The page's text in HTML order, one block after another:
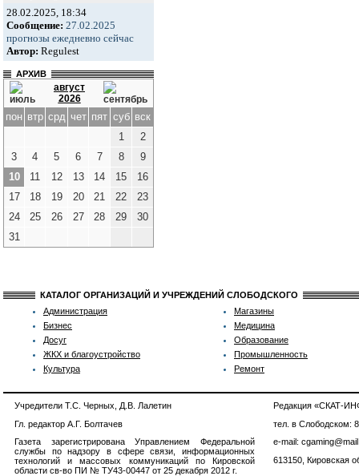
28.02.2025, 18:34
Сообщение: 27.02.2025
прогнозы ежедневно сейчас
Автор: Regulest
АРХИВ
август
2026
пон втр срд чет пят суб вск
1
2
3
4 5 6 7 8
9
10
11 12 13 14 15
16
17
18 19 20 21 22
23
24
25 26 27 28 29
30
31
КАТАЛОГ ОРГАНИЗАЦИЙ И УЧРЕЖДЕНИЙ СЛОБОДСКОГО
Администрация
Бизнес
Досуг
ЖКХ и благоустройство
Культура
Магазины
Медицина
Образование
Промышленность
Ремонт
Учредители Т.С. Черных, Д.В. Лалетин
Гл. редактор А.Г. Болтачев
Газета зарегистрирована Управлением Федеральной
службы по надзору в сфере связи, информационных
технологий и массовых коммуникаций по Кировской
области св-во ПИ № ТУ43-00447 от 25 декабря 2012 г.
Редакция «СКАТ-
тел. в Слободском:
e-mail:
613150, Кировская